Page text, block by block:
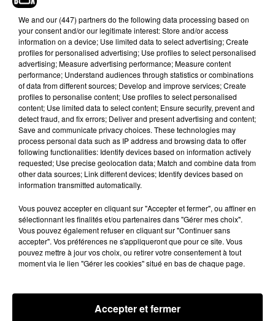
Hip-Hop News
7 août 2026
Moha MMZ dévoile « Mikasa », un
nouveau single entre amour et...
7 août 2026
Tayc et Didi B dévoilent le single le plus
dansant de l’année
6 août 2026
Franglish et Keblack dévoilent une
session live surprise
We and our (447) partnersdo the following data processing based on
your consent and/or our legitimate interest: Store and/or access
information on a device; Use limited data to select advertising; Create
profiles for personalised advertising; Use profiles to select personalised
advertising; Measure advertising performance; Measure content
performance; Understand audiences through statistics or combinations
of data from different sources; Develop and improve services; Create
profiles to personalise content; Use profiles to select personalised
content; Use limited data to select content; Ensure security, prevent and
detect fraud, and fix errors; Deliver and present advertising and content;
Save and communicate privacy choices. These technologies may
process personal data such as IP address and browsing data to offer
following functionalities: Identify devices based on information actively
requested; Use precise geolocation data; Match and combine data from
other data sources; Link different devices; Identify devices based on
information transmitted automatically.
Vous pouvez accepter en cliquant sur "Accepter et fermer", ou affiner en
sélectionnant les finalités et/ou partenaires dans "Gérer mes choix".
Vous pouvez également refuser en cliquant sur "Continuer sans
accepter". Vos préférences ne s'appliqueront que pour ce site. Vous
pouvez mettre à jour vos choix, ou retirer votre consentement à tout
moment via le lien "Gérer les cookies" situé en bas de chaque page.
Accepter et fermer